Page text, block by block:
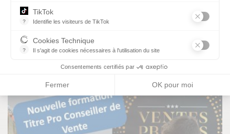
?
TikTok
Identifie les visiteurs de TikTok
?
Cookies Technique
Il s'agit de cookies nécessaires à l'utilisation du site
Consentements certifiés par
Fermer OK pour moi
BTS MCO OU BAC PRO COMMERCE À CHAUMONT
? VIENS ÉCHANGER AVEC NOS APPRENTIS